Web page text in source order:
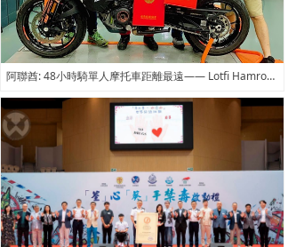
阿聯酋: 48小時騎單人摩托車距離最遠—— Lotfi Hamrouni